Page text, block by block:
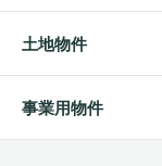
土地物件
事業用物件